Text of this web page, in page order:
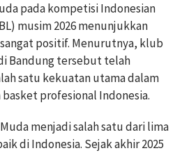
pada kompetisi Indonesian
musim 2026 menunjukkan
positif. Menurutnya, klub
Bandung tersebut telah
satu kekuatan utama dalam
profesional Indonesia.
menjadi salah satu dari lima
di Indonesia. Sejak akhir 2025